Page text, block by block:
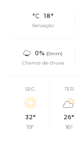
18°
Sensação
0% (0mm)
Chance de chuva
SEG
32°
19°
TER
26°
16°